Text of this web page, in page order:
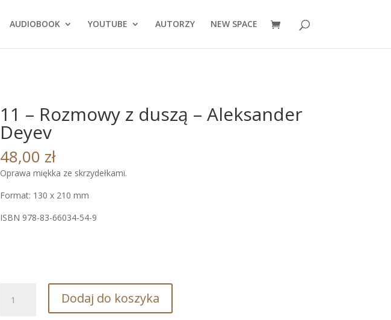
AUDIOBOOK YOUTUBE AUTORZY NEW SPACE
11 – Rozmowy z duszą – Aleksander
Deyev
48,00 zł
Oprawa miękka ze skrzydełkami.
Format: 130 x 210 mm
ISBN 978-83-66034-54-9
Dodaj do koszyka